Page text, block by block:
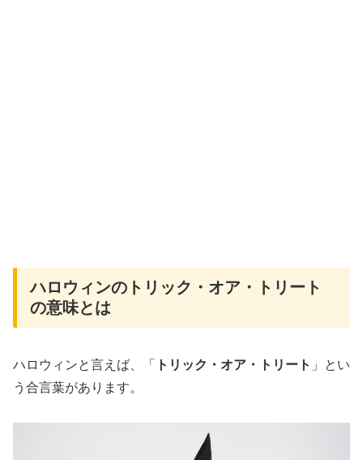
ハロウィンのトリック・オア・トリート
の意味とは
ハロウィンと言えば、「 トリック・オア・トリート 」とい
う合言葉があります。